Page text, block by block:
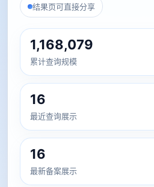
结果页可直接分享
1,168,079
累计查询规模
16
最近查询展示
16
最新备案展示